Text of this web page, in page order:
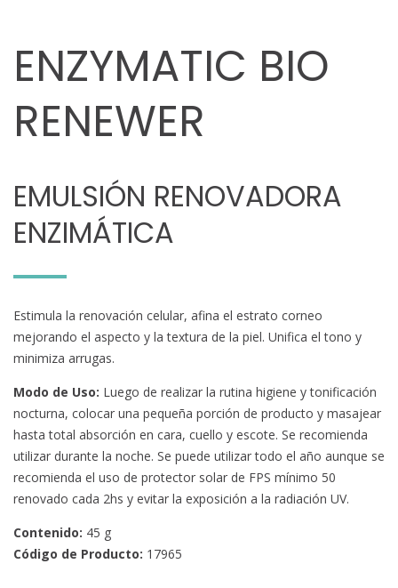
ENZYMATIC BIO
RENEWER
EMULSIÓN RENOVADORA
ENZIMÁTICA
Estimula la renovación celular, afina el estrato corneo
mejorando el aspecto y la textura de la piel. Unifica el tono y
minimiza arrugas.
Modo de Uso: Luego de realizar la rutina higiene y tonificación
nocturna, colocar una pequeña porción de producto y masajear
hasta total absorción en cara, cuello y escote. Se recomienda
utilizar durante la noche. Se puede utilizar todo el año aunque se
recomienda el uso de protector solar de FPS mínimo 50
renovado cada 2hs y evitar la exposición a la radiación UV.
Contenido: 45 g
Código de Producto: 17965